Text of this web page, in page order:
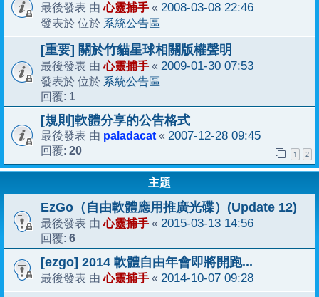
最後發表 由心靈捕手 « 2008-03-08 22:46
發表於 位於 系統公告區
[重要] 關於竹貓星球相關版權聲明
最後發表 由心靈捕手 « 2009-01-30 07:53
發表於 位於 系統公告區
回覆: 1
[規則]軟體分享的公告格式
最後發表 由 paladacat « 2007-12-28 09:45
回覆: 20 1 2
主題
EzGo（自由軟體應用推廣光碟）(Update 12)
最後發表 由心靈捕手 « 2015-03-13 14:56
回覆: 6
[ezgo] 2014 軟體自由年會即將開跑...
最後發表 由心靈捕手 « 2014-10-07 09:28